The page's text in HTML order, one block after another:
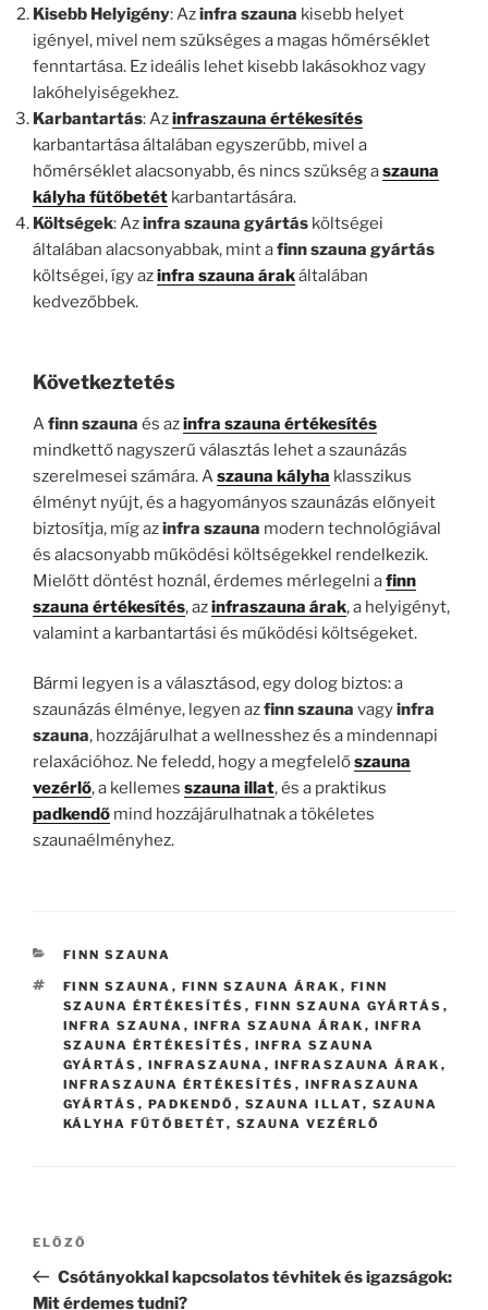
Kisebb Helyigény: Azinfra szauna kisebb helyet
igényel, mivel nem szükséges a magas hőmérséklet
fenntartása. Ez ideális lehet kisebb lakásokhoz vagy
lakóhelyiségekhez.
Karbantartás: Azinfraszauna értékesítés
karbantartása általában egyszerűbb, mivel a
hőmérséklet alacsonyabb, és nincs szükség aszauna
kályha fűtőbetét karbantartására.
Költségek: Azinfra szauna gyártás költségei
általában alacsonyabbak, mint afinn szauna gyártás
költségei, így azinfra szauna árakáltalában
kedvezőbbek.
Következtetés
Afinn szauna és azinfra szauna értékesítés
mindkettő nagyszerű választás lehet a szaunázás
szerelmesei számára. Aszauna kályha klasszikus
élményt nyújt, és a hagyományos szaunázás előnyeit
biztosítja, míg azinfra szauna modern technológiával
és alacsonyabb működési költségekkel rendelkezik.
Mielőtt döntést hoznál, érdemes mérlegelni afinn
szauna értékesítés, azinfraszauna árak, a helyigényt,
valamint a karbantartási és működési költségeket.
Bármi legyen is a választásod, egy dolog biztos: a
szaunázás élménye, legyen azfinn szauna vagyinfra
szauna, hozzájárulhat a wellnesshez és a mindennapi
relaxációhoz. Ne feledd, hogy a megfelelőszauna
vezérlő, a kellemes szauna illat, és a praktikus
padkendő mind hozzájárulhatnak a tökéletes
szaunaélményhez.
KATEGÓRIÁK
FINN SZAUNA
CÍMKÉK
FINN SZAUNA , FINN SZAUNA ÁRAK , FINN
SZAUNA ÉRTÉKESÍTÉS , FINN SZAUNA GYÁRTÁS ,
INFRA SZAUNA , INFRA SZAUNA ÁRAK , INFRA
SZAUNA ÉRTÉKESÍTÉS , INFRA SZAUNA
GYÁRTÁS , INFRASZAUNA , INFRASZAUNA ÁRAK ,
INFRASZAUNA ÉRTÉKESÍTÉS , INFRASZAUNA
GYÁRTÁS , PADKENDŐ , SZAUNA ILLAT, SZAUNA
KÁLYHA FŰTŐBETÉT, SZAUNA VEZÉRLŐ
Bejegyzés
Korábbi
bejegyzés
ELŐZŐ
Csótányokkal kapcsolatos tévhitek és igazságok:
Mit érdemes tudni?